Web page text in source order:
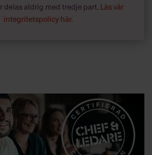
delas aldrig med tredje part. Läs vår
integritetspolicy här.